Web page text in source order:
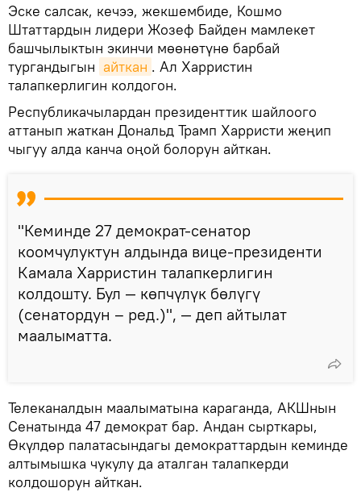
Эске салсак, кечээ, жекшембиде, Кошмо
Штаттардын лидери Жозеф Байден мамлекет
башчылыктын экинчи мөөнөтүнө барбай
тургандыгын айткан . Ал Харристин
талапкерлигин колдогон.
Республикачылардан президенттик шайлоого
аттанып жаткан Дональд Трамп Харристи жеңип
чыгуу алда канча оңой болорун айткан.
"Кеминде 27 демократ-сенатор
коомчулуктун алдында вице-президенти
Камала Харристин талапкерлигин
колдошту. Бул — көпчүлүк бөлүгү
(сенатордун – ред.)", — деп айтылат
маалыматта.
Телеканалдын маалыматына караганда, АКШнын
Сенатында 47 демократ бар. Андан сырткары,
Өкүлдөр палатасындагы демократтардын кеминде
алтымышка чукулу да аталган талапкерди
колдошорун айткан.